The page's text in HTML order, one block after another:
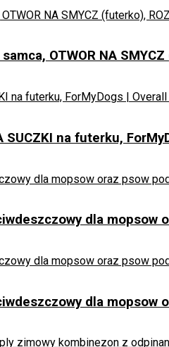
OTWOR NA
na futerku,
dla mopsow
dla mopsow